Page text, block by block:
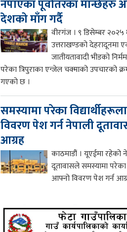
नपाएका पूर्वोतरका मान्छेहरु
देशको माँग गर्दै
वीरगंज । ९ डिसेम्बर २०२५
उत्तराखण्डको देहरादूनमा
जातीयतावादी भीडको
परेका त्रिपुराका एन्जेल चक्माको उपचारको
गएको छ ।
समस्यामा परेका
विवरण पेश गर्न नेपाली
आग्रह
काठमाडौं । यूएईमा रहेको
दूतावासले समस्यामा परेका
आफ्नो विवरण पेश गर्न